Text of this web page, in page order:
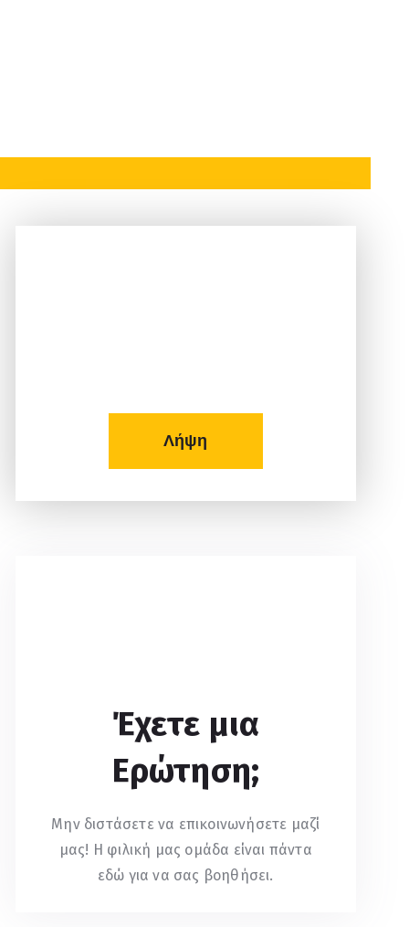
Λήψη
Έχετε μια
Ερώτηση;
Μην διστάσετε να επικοινωνήσετε μαζί
μας! Η φιλική μας ομάδα είναι πάντα
εδώ για να σας βοηθήσει.